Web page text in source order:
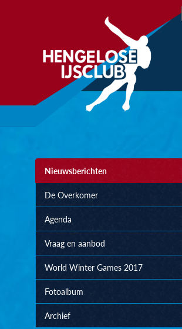
Nieuwsberichten
De Overkomer
Agenda
Vraag en aanbod
World Winter Games 2017
Fotoalbum
Archief